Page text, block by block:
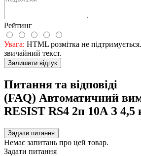
Рейтинг
Увага: HTML розмітка не
звичайний текст.
Залишити відгук
Питання та відповіді
(FAQ) Автоматичний
RESIST RS4 2п 10А З 4,5
Задати питання
Немає запитань про цей товар.
Задати питання